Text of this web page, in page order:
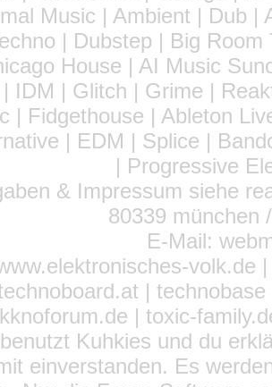
Music | Ambient | Dub
| Dubstep | Big
House | AI Music
IDM | Glitch | Grime |
| Fidgethouse | Ableton
| EDM | Splice |
| Progressive
& Impressum siehe
80339 münchen
E-Mail:
volk.de
|
| toxic-
Kuhkies und du
einverstanden. Es